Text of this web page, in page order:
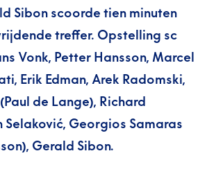
Sibon scoorde tien minuten
treffer. Opstelling sc
Vonk, Petter Hansson, Marcel
Erik Edman, Arek Radomski,
de Lange), Richard
Selaković, Georgios Samaras
Gerald Sibon.